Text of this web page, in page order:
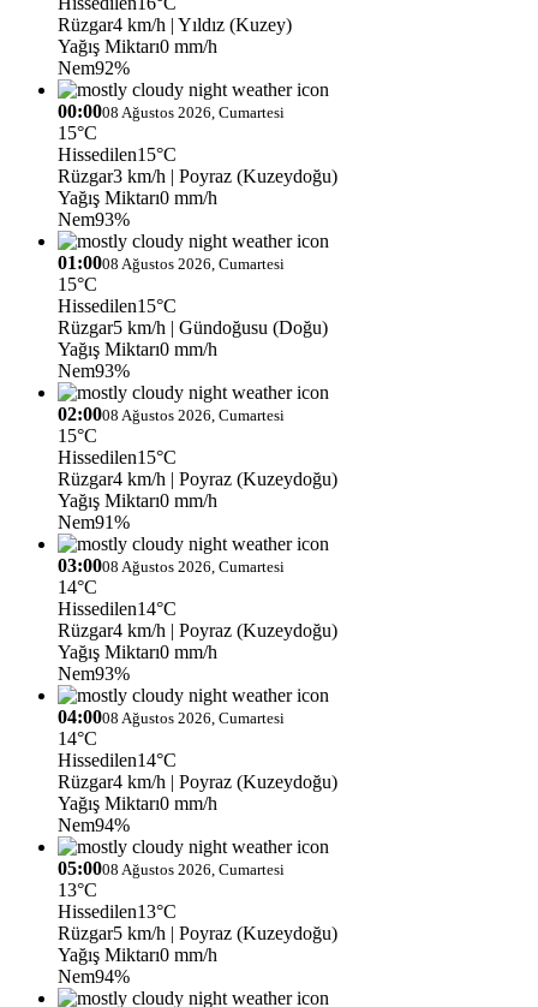
Rüzgar4 km/h | Yıldız (Kuzey)
Yağış Miktarı0 mm/h
Nem92%
00:0008 Ağustos 2026, Cumartesi
15°C
Hissedilen15°C
Rüzgar3 km/h | Poyraz (Kuzeydoğu)
Yağış Miktarı0 mm/h
Nem93%
01:0008 Ağustos 2026, Cumartesi
15°C
Hissedilen15°C
Rüzgar5 km/h | Gündoğusu (Doğu)
Yağış Miktarı0 mm/h
Nem93%
02:0008 Ağustos 2026, Cumartesi
15°C
Hissedilen15°C
Rüzgar4 km/h | Poyraz (Kuzeydoğu)
Yağış Miktarı0 mm/h
Nem91%
03:0008 Ağustos 2026, Cumartesi
14°C
Hissedilen14°C
Rüzgar4 km/h | Poyraz (Kuzeydoğu)
Yağış Miktarı0 mm/h
Nem93%
04:0008 Ağustos 2026, Cumartesi
14°C
Hissedilen14°C
Rüzgar4 km/h | Poyraz (Kuzeydoğu)
Yağış Miktarı0 mm/h
Nem94%
05:0008 Ağustos 2026, Cumartesi
13°C
Hissedilen13°C
Rüzgar5 km/h | Poyraz (Kuzeydoğu)
Yağış Miktarı0 mm/h
Nem94%